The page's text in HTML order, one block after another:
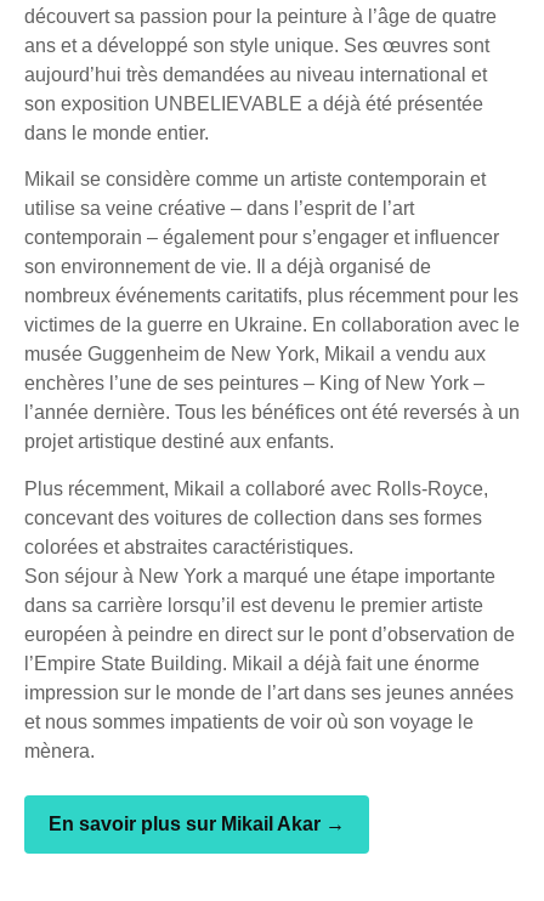
découvert sa passion pour la peinture à l’âge de quatre
ans et a développé son style unique. Ses œuvres sont
aujourd’hui très demandées au niveau international et
son exposition UNBELIEVABLE a déjà été présentée
dans le monde entier.
Mikail se considère comme un artiste contemporain et
utilise sa veine créative – dans l’esprit de l’art
contemporain – également pour s’engager et influencer
son environnement de vie. Il a déjà organisé de
nombreux événements caritatifs, plus récemment pour les
victimes de la guerre en Ukraine. En collaboration avec le
musée Guggenheim de New York, Mikail a vendu aux
enchères l’une de ses peintures – King of New York –
l’année dernière. Tous les bénéfices ont été reversés à un
projet artistique destiné aux enfants.
Plus récemment, Mikail a collaboré avec Rolls-Royce,
concevant des voitures de collection dans ses formes
colorées et abstraites caractéristiques.
Son séjour à New York a marqué une étape importante
dans sa carrière lorsqu’il est devenu le premier artiste
européen à peindre en direct sur le pont d’observation de
l’Empire State Building. Mikail a déjà fait une énorme
impression sur le monde de l’art dans ses jeunes années
et nous sommes impatients de voir où son voyage le
mènera.
En savoir plus sur Mikail Akar →